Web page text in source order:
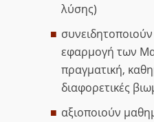
λύσης)
εφαρμογή των
πραγματική,
διαφορετικές
αξιοποιούν